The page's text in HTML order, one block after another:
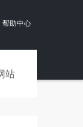
帮助中心
站